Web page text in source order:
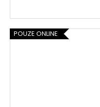
POUZE ONLINE